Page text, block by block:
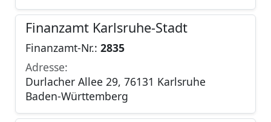
Finanzamt Karlsruhe-Stadt
Finanzamt-Nr.: 2835
Adresse:
Durlacher Allee 29, 76131 Karlsruhe
Baden-Württemberg